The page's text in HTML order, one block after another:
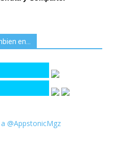
en…
@AppstonicMgz